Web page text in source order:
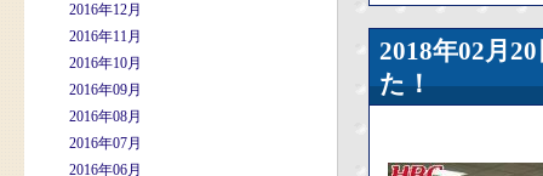
2016年12月
2016年11月
2016年10月
2016年09月
2016年08月
2016年07月
2016年06月
2018年02
た！